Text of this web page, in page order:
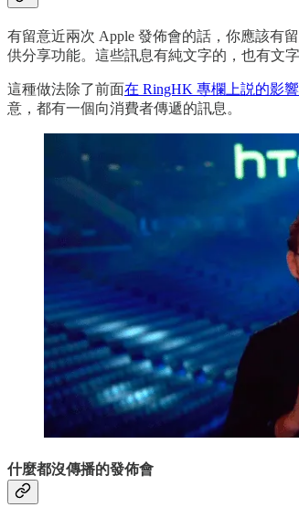
有留意近兩次 Apple 發佈會的話，你應該有
供分享功能。這些訊息有純文字的，也有文
這種做法除了前面在 RingHK 專欄上説的影
意，都有一個向消費者傳遞的訊息。
什麼都沒傳播的發佈會